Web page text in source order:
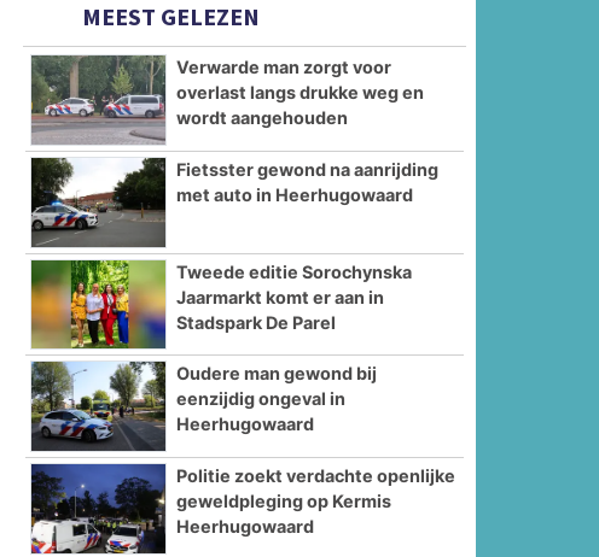
MEEST GELEZEN
Verwarde man zorgt voor
overlast langs drukke weg en
wordt aangehouden
Fietsster gewond na aanrijding
met auto in Heerhugowaard
Tweede editie Sorochynska
Jaarmarkt komt er aan in
Stadspark De Parel
Oudere man gewond bij
eenzijdig ongeval in
Heerhugowaard
Politie zoekt verdachte openlijke
geweldpleging op Kermis
Heerhugowaard